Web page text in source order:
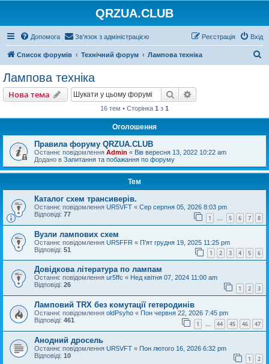
QRZUA.CLUB
Допомога Зв'язок з адміністрацією Вхід
Реєстрація
Список форумів Технічний форум Лампова техніка
Лампова техніка
Нова тема Пошук
16 тем • Сторінка 1 з 1
Оголошення
Правила форуму QRZUA.CLUB
Останнє повідомлення Admin « Вів вересня 13, 2022 10:22 am
Додано в Запитання та побажання по форуму
Тем
Каталог схем трансиверів.
Останнє повідомлення UR5VFT « Сер серпня 05, 2026 8:03 pm
Відповіді: 77 1 … 5 6 7 8
Вузли лампових схем
Останнє повідомлення UR5FFR « П'ят грудня 19, 2025 11:25 pm
Відповіді: 51 1 2 3 4 5 6
Довідкова література по лампам
Останнє повідомлення ur5ffc « Нед квітня 07, 2024 11:00 am
Відповіді: 26 1 2 3
Ламповий TRX без комутації гетеродинів
Останнє повідомлення oldPsyho « Пон червня 22, 2026 7:45 pm
Відповіді: 461 1 … 44 45 46 47
Анодний дросель
Останнє повідомлення UR5VFT « Пон лютого 16, 2026 6:32 pm
Відповіді: 10 1 2